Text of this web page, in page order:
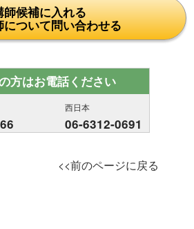
師候補に入れる
について問い合わせる
方はお電話ください
西日本
06-6312-0691
<<前のページに戻る